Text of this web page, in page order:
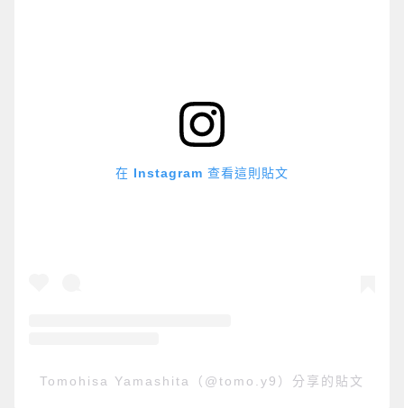
在 Instagram 查看這則貼文
Tomohisa Yamashita（@tomo.y9）分享的貼文